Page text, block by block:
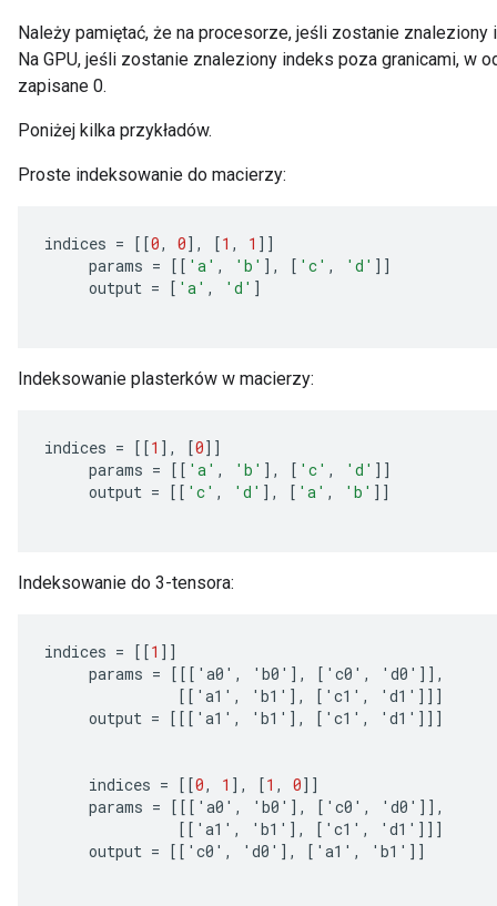
Należy pamiętać, że na procesorze, jeśli zostanie
Na GPU, jeśli zostanie znaleziony indeks poza granicami, w
zapisane 0.
Poniżej kilka przykładów.
Proste indeksowanie do macierzy:
indices = [[0, 0] , [1 , 1 ]]
params = [[ 'a' , 'b' ] , [ 'c' , 'd' ]]
output = [ 'a' , 'd' ]
Indeksowanie plasterków w macierzy:
indices = [[1 ] , [0]]
params = [[ 'a' , 'b' ] , [ 'c' , 'd' ]]
output = [[ 'c' , 'd' ] , [ 'a' , 'b' ]]
Indeksowanie do 3-tensora:
indices = [[1 ]]
params = [[[ ' a0 ' , ' b0 ' ] , [ ' c0 ' , ' d0 ' ]] ,
[[ ' a1 ' , ' b1 ' ] , [ ' c1 ' , ' d1 ' ]]]
output = [[[ ' a1 ' , ' b1 ' ] , [ ' c1 ' , ' d1 ' ]]]
indices = [[0, 1 ] , [1 , 0]]
params = [[[ ' a0 ' , ' b0 ' ] , [ ' c0 ' , ' d0 ' ]] ,
[[ ' a1 ' , ' b1 ' ] , [ ' c1 ' , ' d1 ' ]]]
output = [[ ' c0 ' , ' d0 ' ] , [ ' a1 ' , ' b1 ' ]]